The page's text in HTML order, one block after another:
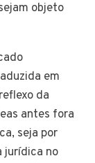
objeto
em
da
antes fora
seja por
jurídica no